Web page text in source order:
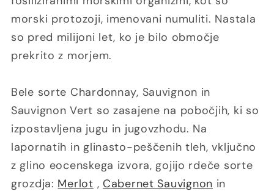
morski protozoji, imenovani numuliti. Nastala
so pred milijoni let, ko je bilo območje
prekrito z morjem.
Bele sorte Chardonnay, Sauvignon in
Sauvignon Vert so zasajene na pobočjih, ki so
izpostavljena jugu in jugovzhodu. Na
lapornatih in glinasto-peščenih tleh, vključno
z glino eocenskega izvora, gojijo rdeče sorte
grozdja: Merlot , Cabernet Sauvignon in